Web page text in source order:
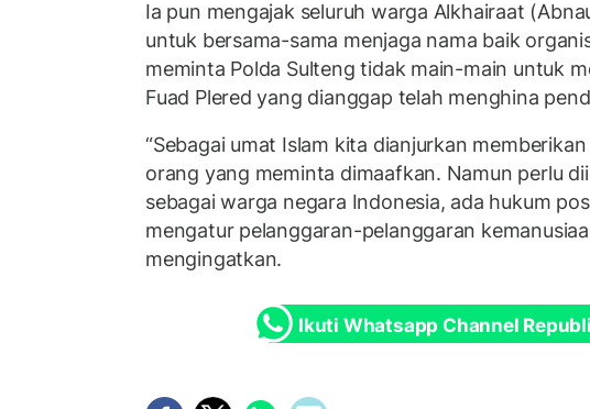
Ia pun mengajak seluruh warga Alkhairaat
untuk bersama-sama menjaga nama baik
meminta Polda Sulteng tidak main-main untuk
Fuad Plered yang dianggap telah menghina
“Sebagai umat Islam kita dianjurkan
orang yang meminta dimaafkan. Namun perlu
sebagai warga negara Indonesia, ada hukum
mengatur pelanggaran-pelanggaran
mengingatkan.
Ikuti Whatsapp Channel